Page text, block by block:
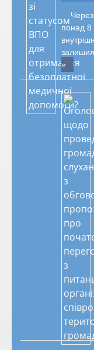
Через
понад 8
»